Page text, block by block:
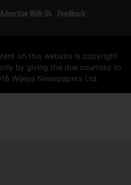
Advertise With Us Feedback
on this website is copyright
by giving the due courtesy to
Wijeya Newspapers Ltd.